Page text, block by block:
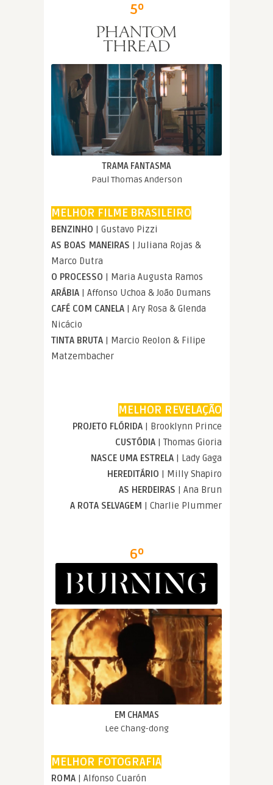
5º
TRAMA FANTASMA
Paul Thomas Anderson
MELHOR FILME BRASILEIRO
BENZINHO | Gustavo Pizzi
AS BOAS MANEIRAS | Juliana Rojas &
Marco Dutra
O PROCESSO | Maria Augusta Ramos
ARÁBIA | Affonso Uchoa & João Dumans
CAFÉ COM CANELA | Ary Rosa & Glenda
Nicácio
TINTA BRUTA | Marcio Reolon & Filipe
Matzembacher
MELHOR REVELAÇÃO
PROJETO FLÓRIDA | Brooklynn Prince
CUSTÓDIA | Thomas Gioria
NASCE UMA ESTRELA | Lady Gaga
HEREDITÁRIO | Milly Shapiro
AS HERDEIRAS | Ana Brun
A ROTA SELVAGEM | Charlie Plummer
6º
EM CHAMAS
Lee Chang-dong
MELHOR FOTOGRAFIA
ROMA | Alfonso Cuarón